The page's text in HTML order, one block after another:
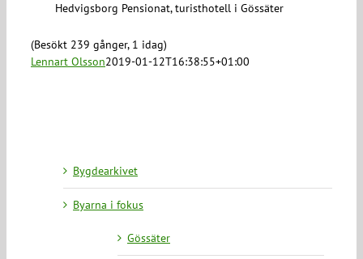
Hedvigsborg Pensionat, turisthotell i Gössäter
(Besökt 239 gånger, 1 idag)
Lennart Olsson2019-01-12T16:38:55+01:00
Bygdearkivet
Byarna i fokus
Gössäter